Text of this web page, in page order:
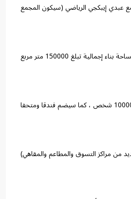
عبدي إيبكجي الرياضي (سيكون المجمع
الأكثر تقدما في فئته بمساحة بناء إجمالية تبلغ 150000 متر مربع
وسعة متفرج تبلغ 10000 شخص ، كما سيضم فندقا ومتحفا
من مراكز التسوق والمطاعم والمقاهي)